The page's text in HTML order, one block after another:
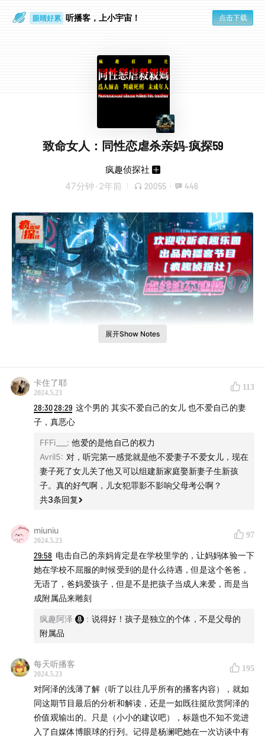
眼睛好累 听播客，上小宇宙！ 点击下载
致命女人：同性恋虐杀亲妈-疯探59
疯趣侦探社
47分钟 · 2年前 20055 · 446
黑龙江省肇东市，一名年仅16岁的女孩，把亲生母亲挟持
在家。九天之后，母亲被女儿活活虐待致死。
女孩为何要折磨自己亲妈？九天的时间，女孩的父亲又在
干什么？为什么惨剧还是在众目睽睽之下发生了？
想加听友群的朋友请添加微信：fengquleyuan888
如有商务合作也可联系该号，备注品牌及来意哦~
案件相关图片
展开Show Notes
卡住了耶
2024.5.23
113
28:3028:29 这个男的 其实不爱自己的女儿 也不爱自己的妻
子，真恶心
FFFi___ : 他爱的是他自己的权力
Avril5: 对，听完第一感觉就是他不爱妻子不爱女儿，现在
妻子死了女儿关了他又可以组建新家庭娶新妻子生新孩
子。真的好气啊，儿女犯罪影不影响父母考公啊？
共3条回复
miuniu
2024.5.23
97
29:58 电击自己的亲妈肯定是在学校里学的，让妈妈体验一下
她在学校不屈服的时候受到的是什么待遇，但是这个爸爸，
无语了，爸妈爱孩子，但是不是把孩子当成人来爱，而是当
成附属品来雕刻
疯趣阿泽 : 说得好！孩子是独立的个体，不是父母的
附属品
每天听播客
2024.5.23
195
对阿泽的浅薄了解（听了以往几乎所有的播客内容），就如
同这期节目最后的分析和解读，还是一如既往挺欣赏阿泽的
价值观输出的。只是（小小的建议吧），标题也不知不觉进
入了自媒体博眼球的行列。记得是杨澜吧她在一次访谈中有